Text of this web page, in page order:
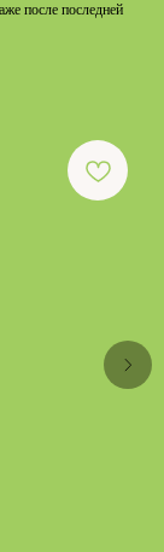
после последней